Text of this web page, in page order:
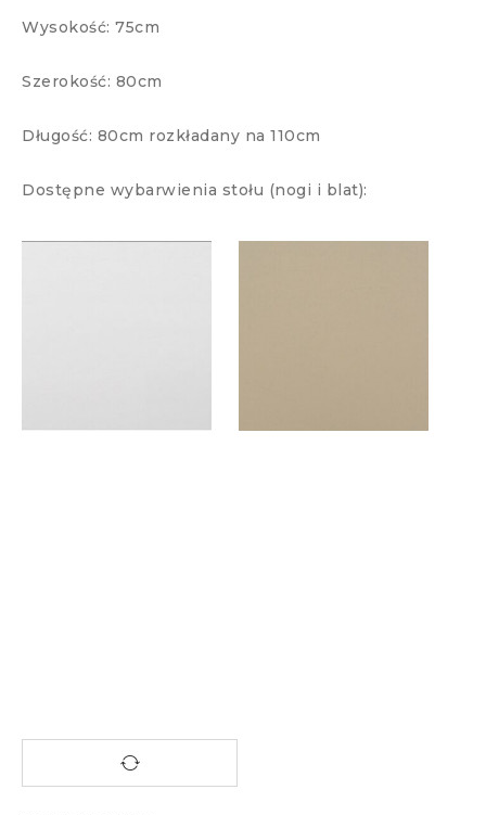
Wysokość: 75cm
Szerokość: 80cm
Długość: 80cm rozkładany na 110cm
Dostępne wybarwienia stołu (nogi i blat):